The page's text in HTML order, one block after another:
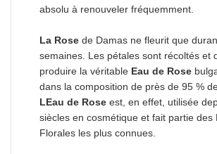
absolu à renouveler fréquemment.
La Rose de Damas ne fleurit que
semaines. Les pétales sont récoltés et
produire la véritable Eau de Rose
dans la composition de près de 95 %
LEau de Rose est, en effet, utilisée
siècles en cosmétique et fait partie des
Florales les plus connues.